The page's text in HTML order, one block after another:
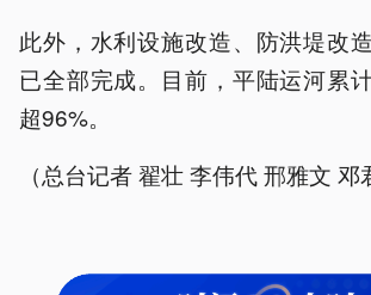
此外，水利设施改造、防洪堤改
已全部完成。目前，平陆运河累
超96%。
（总台记者 翟壮 李伟代 邢雅文 邓